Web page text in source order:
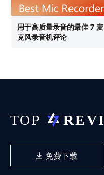
用于高质量录音的最佳 7 麦
克风录音机评论
免费下载